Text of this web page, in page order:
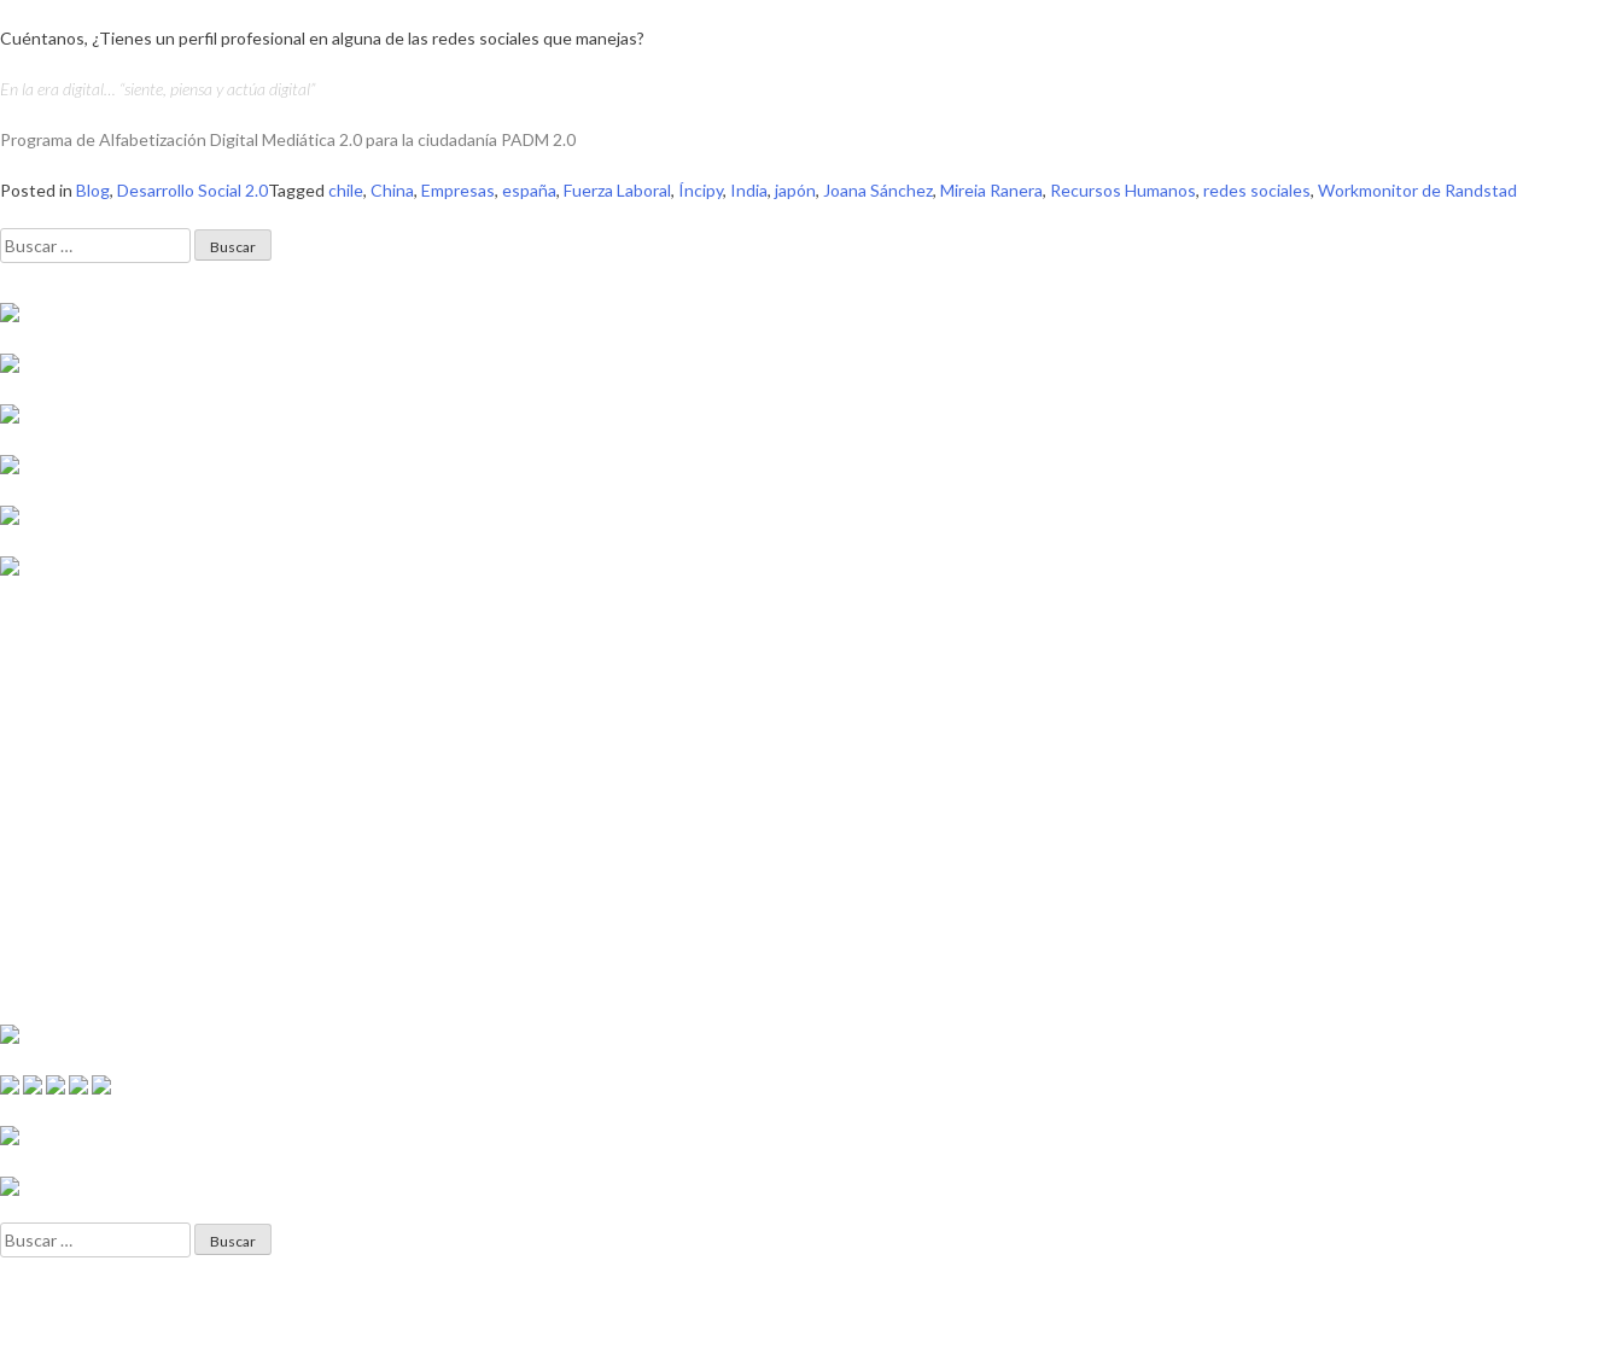
Cuéntanos, ¿Tienes un perfil profesional en alguna de las redes sociales que manejas?
En la era digital… “siente, piensa y actúa digital”
Programa de Alfabetización Digital Mediática 2.0para la ciudadanía PADM 2.0
Posted in Blog, Desarrollo Social 2.0Tagged chile, China, Empresas, españa, Fuerza Laboral, Íncipy, India, japón, Joana Sánchez, Mireia Ranera, Recursos Humanos, redes sociales, Workmonitor de Randstad
Buscar:
Buscar: